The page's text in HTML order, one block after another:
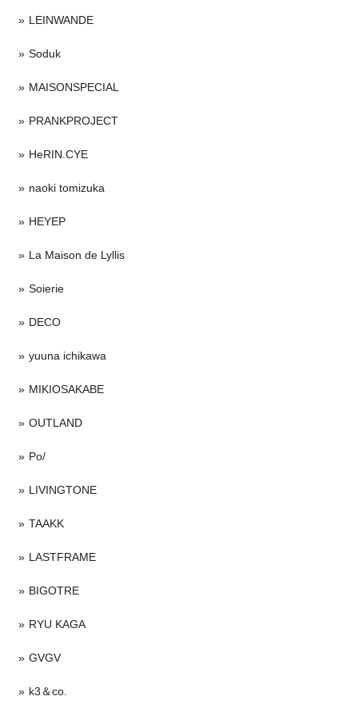
LEINWANDE
Soduk
MAISONSPECIAL
PRANKPROJECT
HeRIN.CYE
naoki tomizuka
HEYEP
La Maison de Lyllis
Soierie
DECO
yuuna ichikawa
MIKIOSAKABE
OUTLAND
Po/
LIVINGTONE
TAAKK
LASTFRAME
BIGOTRE
RYU KAGA
GVGV
k3＆co.